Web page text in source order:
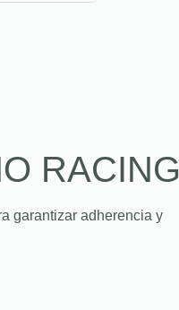
RACING
garantizar adherencia y